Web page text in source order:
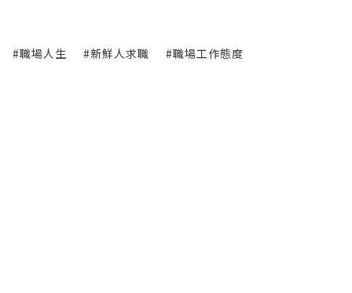
#職場人生 #新鮮人求職 #職場工作態度